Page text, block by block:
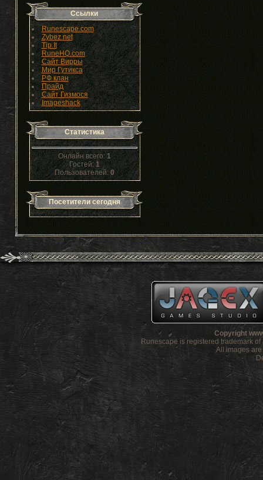
Ссылки
Runescape.com
Zybez.net
Tip.It
RuneHQ.com
Сайт Вирры
Мир Гутикса
РФ клан
Прайд
Сайт Гизмося
Imageshack
Статистика
Онлайн всего: 1
Гостей: 1
Пользователей: 0
Посетители сегодня
Copyright
Runescape is registered trademark
All images